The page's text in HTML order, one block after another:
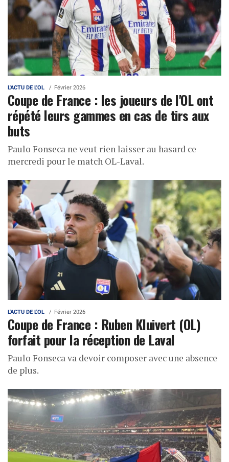
L'ACTU DE L'OL Février 2026
Coupe de France : les joueurs de l'OL ont
répété leurs gammes en cas de tirs aux
buts
Paulo Fonseca ne veut rien laisser au hasard ce
mercredi pour le match OL-Laval.
L'ACTU DE L'OL Février 2026
Coupe de France : Ruben Kluivert (OL)
forfait pour la réception de Laval
Paulo Fonseca va devoir composer avec une absence
de plus.